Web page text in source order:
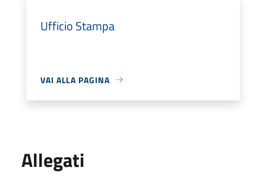
Ufficio Stampa
VAI ALLA PAGINA
Allegati